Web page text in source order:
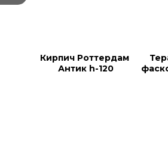
Кирпич Роттердам
Антик h-120